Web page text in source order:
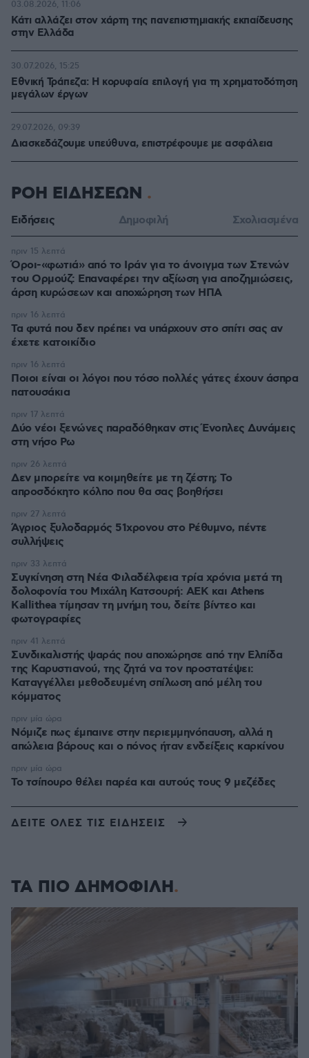
Κάτι αλλάζει στον χάρτη της πανεπιστημιακής εκπαίδευσης
στην Ελλάδα
03.08.2026, 11:06
Εθνική Τράπεζα: Η κορυφαία επιλογή για τη χρηματοδότηση
μεγάλων έργων
30.07.2026, 15:25
Διασκεδάζουμε υπεύθυνα, επιστρέφουμε με ασφάλεια
29.07.2026, 09:39
ΡΟΗ ΕΙΔΗΣΕΩΝ
Ειδήσεις Δημοφιλή Σχολιασμένα
Όροι-«φωτιά» από το Ιράν για το άνοιγμα των Στενών
του Ορμούζ: Επαναφέρει την αξίωση για αποζημιώσεις,
άρση κυρώσεων και αποχώρηση των ΗΠΑ
πριν 15 λεπτά
Τα φυτά που δεν πρέπει να υπάρχουν στο σπίτι σας αν
έχετε κατοικίδιο
πριν 16 λεπτά
Ποιοι είναι οι λόγοι που τόσο πολλές γάτες έχουν άσπρα
πατουσάκια
πριν 16 λεπτά
Δύο νέοι ξενώνες παραδόθηκαν στις Ένοπλες Δυνάμεις
στη νήσο Ρω
πριν 17 λεπτά
Δεν μπορείτε να κοιμηθείτε με τη ζέστη; Το
απροσδόκητο κόλπο που θα σας βοηθήσει
πριν 26 λεπτά
Άγριος ξυλοδαρμός 51χρονου στο Ρέθυμνο, πέντε
συλλήψεις
πριν 27 λεπτά
Συγκίνηση στη Νέα Φιλαδέλφεια τρία χρόνια μετά τη
δολοφονία του Μιχάλη Κατσουρή: ΑΕΚ και Athens
Kallithea τίμησαν τη μνήμη του, δείτε βίντεο και
φωτογραφίες
πριν 33 λεπτά
Συνδικαλιστής ψαράς που αποχώρησε από την Ελπίδα
της Καρυστιανού, της ζητά να τον προστατέψει:
Καταγγέλλει μεθοδευμένη σπίλωση από μέλη του
κόμματος
πριν 41 λεπτά
Νόμιζε πως έμπαινε στην περιεμμηνόπαυση, αλλά η
απώλεια βάρους και ο πόνος ήταν ενδείξεις καρκίνου
πριν μία ώρα
Το τσίπουρο θέλει παρέα και αυτούς τους 9 μεζέδες
πριν μία ώρα
ΔΕΙΤΕ ΟΛΕΣ ΤΙΣ ΕΙΔΗΣΕΙΣ
ΤΑ ΠΙΟ ΔΗΜΟΦΙΛΗ